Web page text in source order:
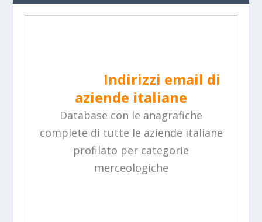
Indirizzi email di
aziende italiane
Database con le anagrafiche
complete di tutte le aziende italiane
profilato per categorie
merceologiche